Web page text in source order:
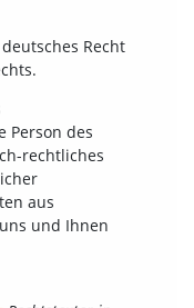
Recht
Person des
rechtliches
aus
und Ihnen